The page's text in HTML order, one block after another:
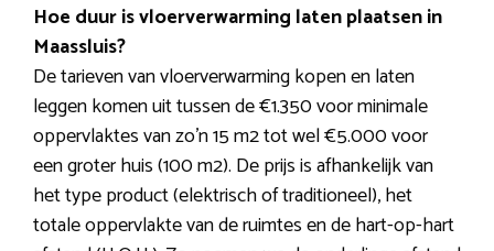
Hoe duur is vloerverwarming laten plaatsen in
Maassluis?
De tarieven van vloerverwarming kopen en laten
leggen komen uit tussen de €1.350 voor minimale
oppervlaktes van zo’n 15 m2 tot wel €5.000 voor
een groter huis (100 m2). De prijs is afhankelijk van
het type product (elektrisch of traditioneel), het
totale oppervlakte van de ruimtes en de hart-op-hart